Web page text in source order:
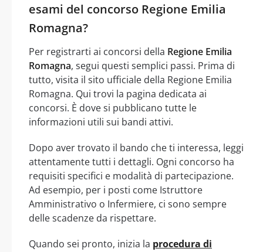
esami del concorso Regione Emilia
Romagna?
Per registrarti ai concorsi della Regione Emilia
Romagna, segui questi semplici passi. Prima di
tutto, visita il sito ufficiale della Regione Emilia
Romagna. Qui trovi la pagina dedicata ai
concorsi. È dove si pubblicano tutte le
informazioni utili sui bandi attivi.
Dopo aver trovato il bando che ti interessa, leggi
attentamente tutti i dettagli. Ogni concorso ha
requisiti specifici e modalità di partecipazione.
Ad esempio, per i posti come Istruttore
Amministrativo o Infermiere, ci sono sempre
delle scadenze da rispettare.
Quando sei pronto, inizia la procedura di